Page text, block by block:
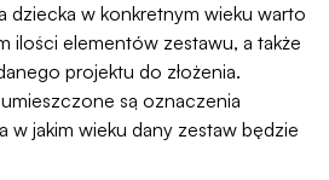
dziecka w konkretnym wieku warto
ilości elementów zestawu, a także
projektu do złożenia.
są oznaczenia
w jakim wieku dany zestaw będzie